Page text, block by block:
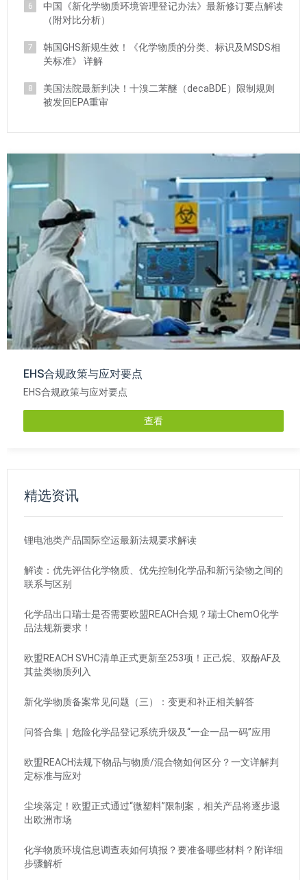
6
中国《新化学物质环境管理登记办法》最新修订要点解读
（附对比分析）
7
韩国GHS新规生效！《化学物质的分类、标识及MSDS相
关标准》 详解
8
美国法院最新判决！十溴二苯醚（decaBDE）限制规则
被发回EPA重审
EHS合规政策与应对要点
EHS合规政策与应对要点
查看
精选资讯
锂电池类产品国际空运最新法规要求解读
解读：优先评估化学物质、优先控制化学品和新污染物之间的
联系与区别
化学品出口瑞士是否需要欧盟REACH合规？瑞士ChemO化学
品法规新要求！
欧盟REACH SVHC清单正式更新至253项！正己烷、双酚AF及
其盐类物质列入
新化学物质备案常见问题（三）：变更和补正相关解答
问答合集｜危险化学品登记系统升级及“一企一品一码”应用
欧盟REACH法规下物品与物质/混合物如何区分？一文详解判
定标准与应对
尘埃落定！欧盟正式通过“微塑料”限制案，相关产品将逐步退
出欧洲市场
化学物质环境信息调查表如何填报？要准备哪些材料？附详细
步骤解析